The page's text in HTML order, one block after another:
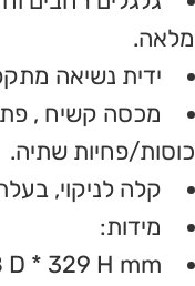
מלאה.
ידית נשיאה
כוסות/פחיות שתיה.
קלה לניקוי,
מידות:
D * 329 H mm